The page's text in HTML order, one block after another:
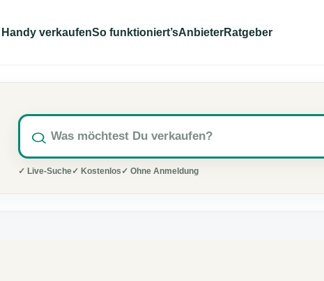
Handy verkaufenSo funktioniert’sAnbieterRatgeber
✓ Live-Suche✓ Kostenlos ✓ Ohne Anmeldung